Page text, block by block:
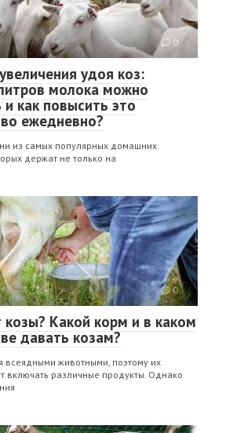
0
удоя коз:
молока можно
и как повысить это
ежедневно?
из самых популярных домашних
держат не только на
0
Какой корм и в каком
давать козам?
всеядными животными, поэтому их
включать различные продукты. Однако